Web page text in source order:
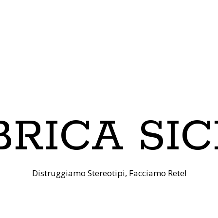
Distruggiamo Stereotipi, Facciamo Rete!